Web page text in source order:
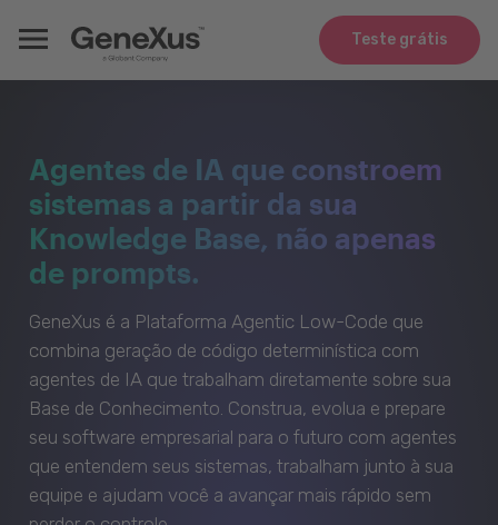
Teste grátis
Agentes de IA que constroem
sistemas a partir da sua
Knowledge Base, não apenas
de prompts.
GeneXus é a Plataforma Agentic Low-Code que
combina geração de código determinística com
agentes de IA que trabalham diretamente sobre sua
Base de Conhecimento. Construa, evolua e prepare
seu software empresarial para o futuro com agentes
que entendem seus sistemas, trabalham junto à sua
equipe e ajudam você a avançar mais rápido sem